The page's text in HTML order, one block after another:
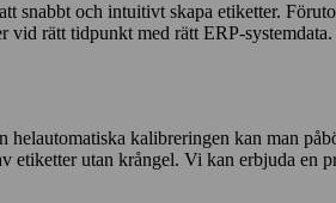
snabbt och intuitivt skapa etiketter.
vid rätt tidpunkt med rätt ERP-
kalibreringen kan man
etiketter utan krångel. Vi kan erbjuda en